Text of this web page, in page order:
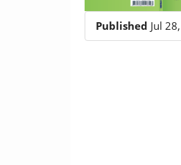
Published Jul